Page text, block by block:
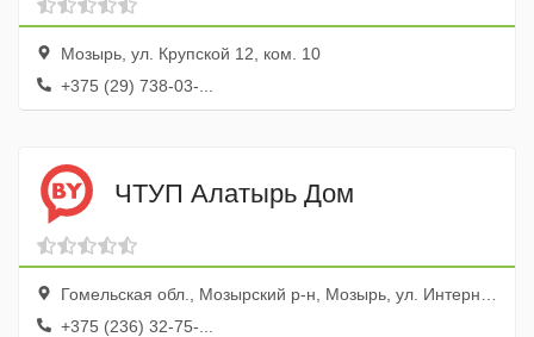
Мозырь, ул. Крупской 12, ком. 10
+375 (29) 738-03-...
ЧТУП Алатырь Дом
Гомельская обл., Мозырский р-н, Мозырь, ул. Интернациональная, 53а
+375 (236) 32-75-...